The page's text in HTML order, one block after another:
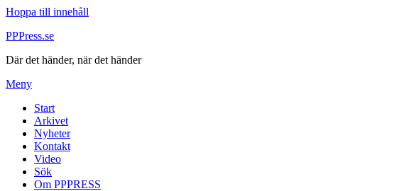
Hoppa till innehåll
PPPress.se
Där det händer, när det händer
Meny
Start
Arkivet
Nyheter
Kontakt
Video
Sök
Om PPPRESS